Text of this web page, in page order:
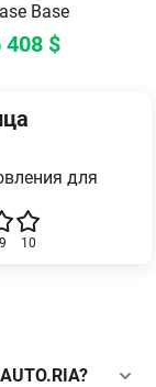
Base
408 $
для
10
9